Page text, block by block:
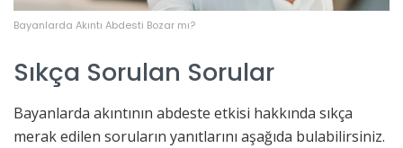
Bayanlarda Akıntı Abdesti Bozar mı?
Sıkça Sorulan Sorular
Bayanlarda akıntının abdeste etkisi hakkında sıkça
merak edilen soruların yanıtlarını aşağıda bulabilirsiniz.